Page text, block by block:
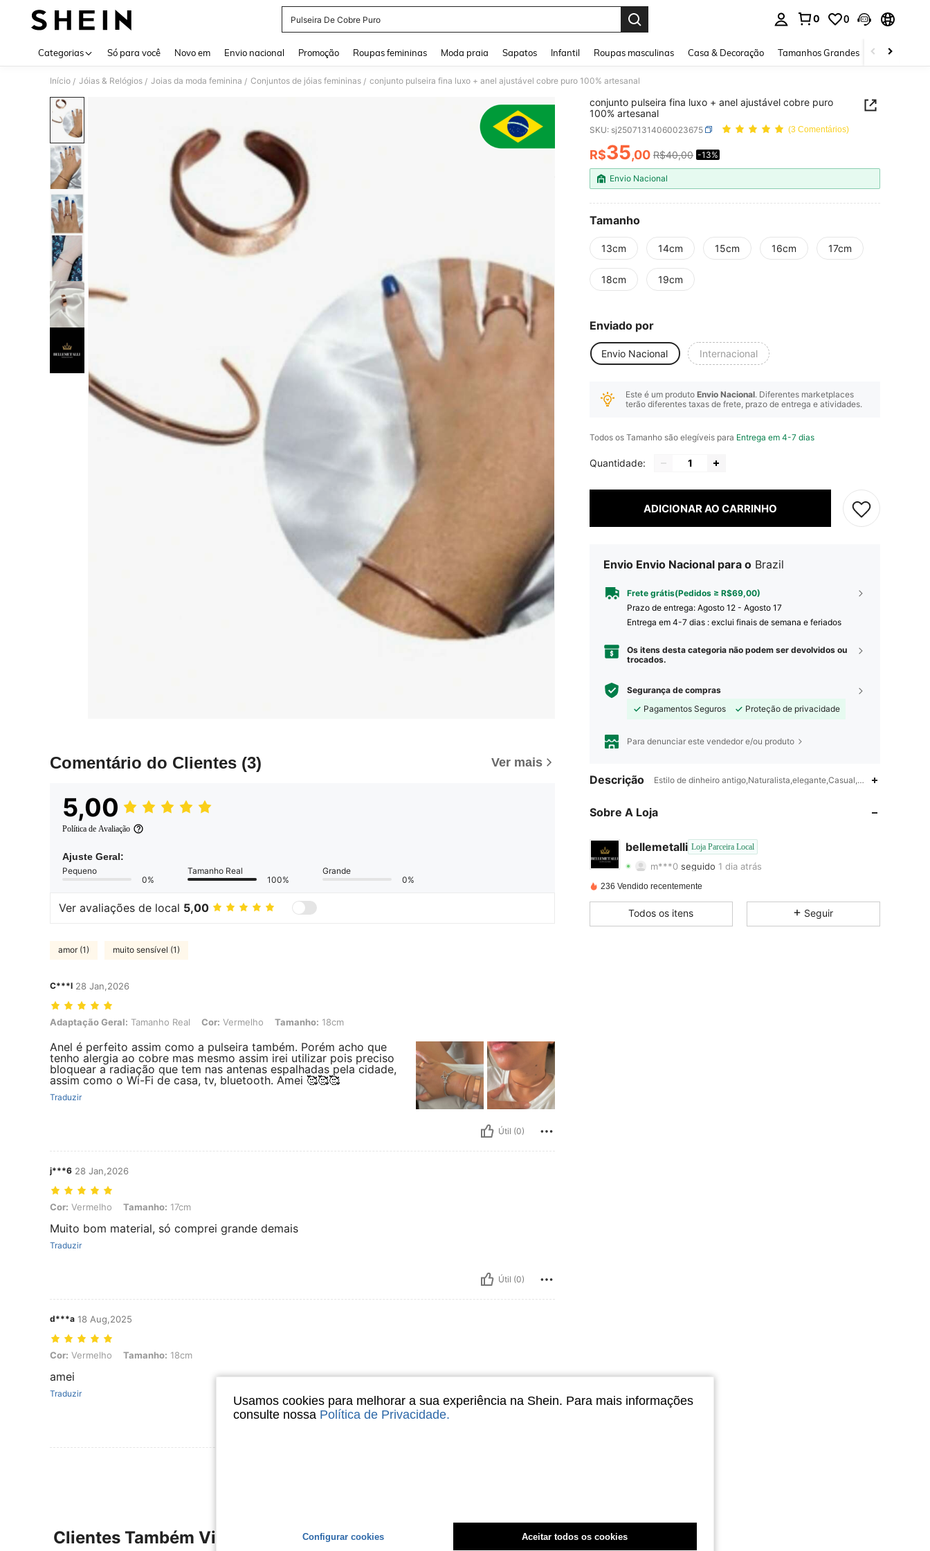
Pulseira De Cobre Puro
0 0
Categorias Só para você Novo em Envio nacional Promoção Roupas femininas Moda praia Sapatos Infantil Roupas masculinas Casa & Decoração Tamanhos Grandes Joias e
Início / Jóias & Relógios / Joias da moda feminina / Conjuntos de jóias femininas / conjunto pulseira fina luxo + anel ajustável cobre puro 100% artesanal
Comentário do Clientes (3) Ver mais
5,00
Política de Avaliação
Ajuste Geral:
Pequeno
0%
Tamanho Real
100%
Grande
0%
Ver avaliações de local 5,00
amor (1) muito sensível (1)
C***l 28 Jan,2026
Adaptação Geral: Tamanho Real, Cor: Vermelho, Tamanho: 18cm
Adaptação Geral: Tamanho Real Cor: Vermelho Tamanho: 18cm
Anel é perfeito assim como a pulseira também. Porém acho que
tenho alergia ao cobre mas mesmo assim irei utilizar pois preciso
bloquear a radiação que tem nas antenas espalhadas pela cidade,
assim como o Wi-Fi de casa, tv, bluetooth. Amei 🥰🥰🥰
Traduzir
Útil (0)
j***6 28 Jan,2026
Cor: Vermelho, Tamanho: 17cm
Cor: Vermelho Tamanho: 17cm
Muito bom material, só comprei grande demais
Traduzir
Útil (0)
d***a 18 Aug,2025
Cor: Vermelho, Tamanho: 18cm
Cor: Vermelho Tamanho: 18cm
amei
Traduzir
conjunto pulseira fina luxo + anel ajustável cobre puro
100% artesanal
SKU: sj25071314060023675 (3 Comentários)
PRICE AND AVAILABILITY
R$35,00 R$40,00 -13%
Envio Nacional
Tamanho
13cm 14cm 15cm 16cm 17cm
18cm 19cm
Enviado por
Envio Nacional Internacional
Este é um produto Envio Nacional. Diferentes marketplaces
terão diferentes taxas de frete, prazo de entrega e atividades.
Todos os Tamanho são elegíveis para Entrega em 4-7 dias
Quantidade:
ADICIONAR AO CARRINHO
Envio Envio Nacional para o Brazil
Frete grátis(Pedidos ≥ R$69,00)
Prazo de entrega: Agosto 12 - Agosto 17
Entrega em 4-7 dias : exclui finais de semana e feriados
Os itens desta categoria não podem ser devolvidos ou
trocados.
Segurança de compras
Pagamentos Seguros
Proteção de privacidade
Para denunciar este vendedor e/ou produto
Descrição Estilo de dinheiro antigo,Naturalista,elegante,Casual,Nenhum,Diário
Sobre A Loja
bellemetalli Loja Parceira Local
4,87 64 178
4,87
64
4,87 Classificação 64 Itens 178
4,87 64 178
236 Vendido recentemente
Todos os itens Seguir
Clientes Também Visitaram
Usamos cookies para melhorar a sua experiência na Shein. Para mais informações
consulte nossa Política de Privacidade.
Configurar cookies Aceitar todos os cookies